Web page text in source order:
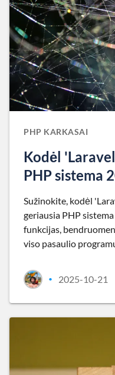
PHP KARKASAI
Kodėl
PHP sistema
Sužinokite, kodėl
geriausia PHP
funkcijas,
viso pasaulio
• 2025-10-21